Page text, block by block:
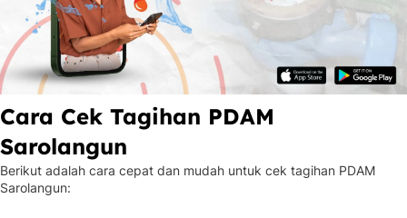
Cara Cek Tagihan PDAM
Sarolangun
Berikut adalah cara cepat dan mudah untuk cek tagihan PDAM
Sarolangun: